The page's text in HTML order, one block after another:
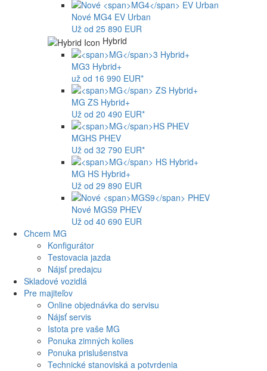
Nové MG4 EV Urban
Už od 25 890 EUR
Hybrid
MG3 Hybrid+
už od 16 990 EUR*
MG ZS Hybrid+
Už od 20 490 EUR*
MGHS PHEV
Už od 32 790 EUR*
MG HS Hybrid+
Už od 29 890 EUR
Nové MGS9 PHEV
Už od 40 690 EUR
Chcem MG
Konfigurátor
Testovacia jazda
Nájsť predajcu
Skladové vozidlá
Pre majiteľov
Online objednávka do servisu
Nájsť servis
Istota pre vaše MG
Ponuka zimných kolies
Ponuka prislušenstva
Technické stanoviská a potvrdenia